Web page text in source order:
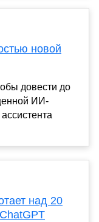
новой
довести до
ИИ-
над 20